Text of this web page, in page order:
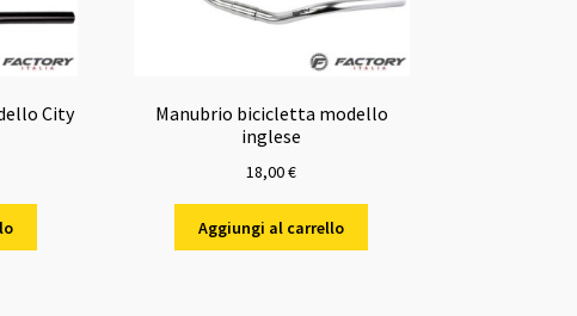
City
Manubrio bicicletta modello
inglese
18,00€
Aggiungi al carrello